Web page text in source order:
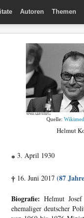
Autoren Themen
Quelle:
Helmut
* 3. April 1930
† 16. Juni 2017 (87
Biografie: Helmut
ehemaliger deutscher